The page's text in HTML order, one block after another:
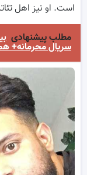
است. او نیز اهل
مطلب پیشنهادی
سریال